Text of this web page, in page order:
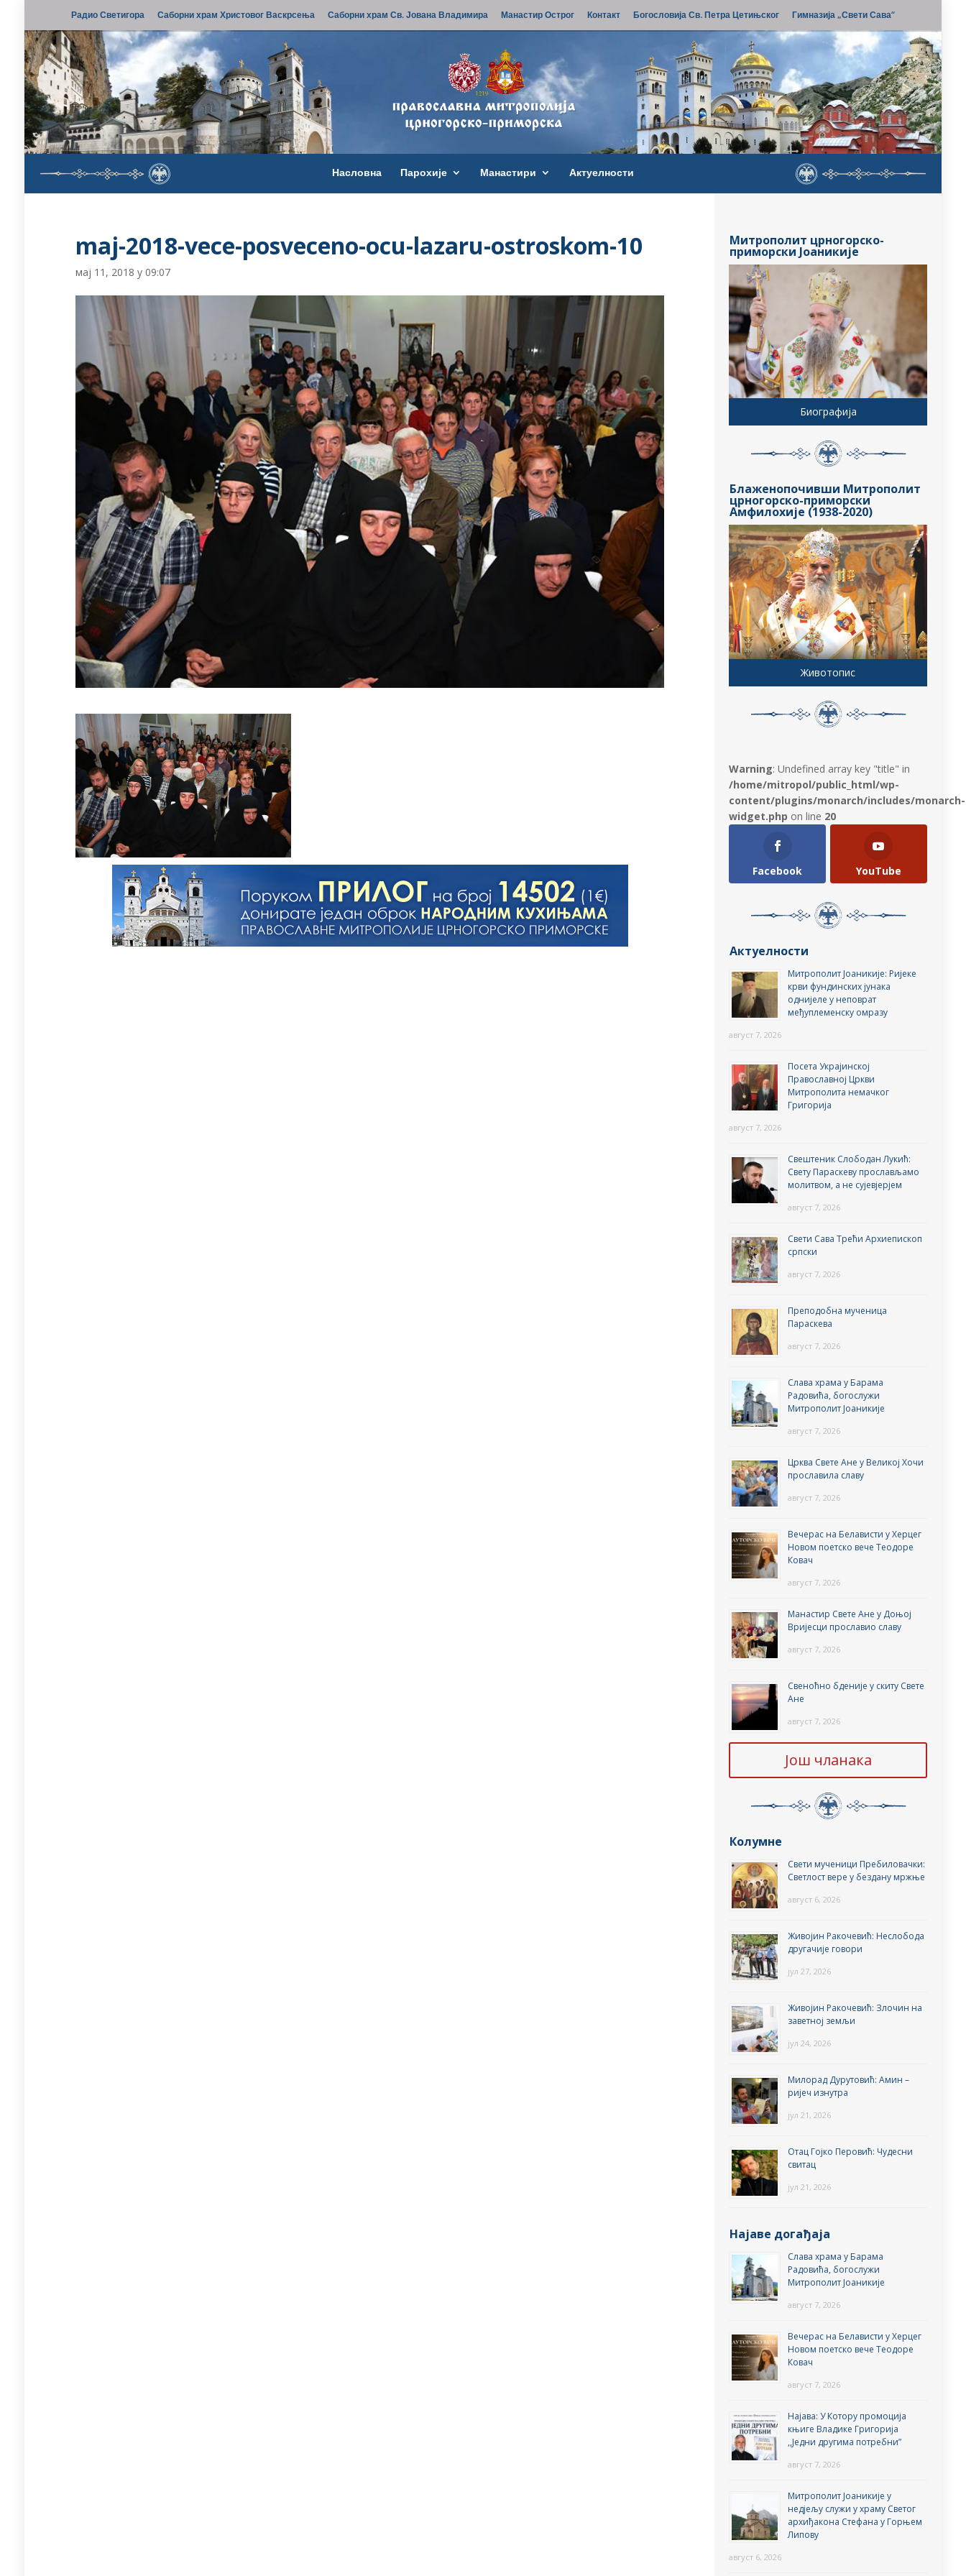
Радио Светигора Саборни храм Христовог Васкрсења Саборни храм Св. Јована Владимира Манастир Острог Контакт Богословија Св. Петра Цетињског Гимназија „Свети Сава“
Насловна Парохије Манастири Актуелности
maj-2018-vece-posveceno-ocu-lazaru-ostroskom-10
мај 11, 2018 у 09:07
Митрополит црногорско-
приморски Јоаникије
Биографија
Блаженопочивши Митрополит
црногорско-приморски
Амфилохије (1938-2020)
Животопис
Warning: Undefined array key "title" in
/home/mitropol/public_html/wp-
content/plugins/monarch/includes/monarch-
widget.php on line 20
Facebook YouTube
Актуелности
Митрополит Јоаникије: Ријеке
крви фундинских јунака
однијеле у неповрат
међуплеменску омразу
август 7, 2026
Посета Украјинској
Православној Цркви
Митрополита немачког
Григорија
август 7, 2026
Свештеник Слободан Лукић:
Свету Параскеву прослављамо
молитвом, а не сујевјерјем
август 7, 2026
Свети Сава Трећи Архиепископ
српски
август 7, 2026
Преподобна мученица
Параскева
август 7, 2026
Слава храма у Барама
Радовића, богослужи
Митрополит Јоаникије
август 7, 2026
Црква Свете Ане у Великој Хочи
прославила славу
август 7, 2026
Вечерас на Белависти у Херцег
Новом поетско вече Теодоре
Ковач
август 7, 2026
Манастир Свете Ане у Доњој
Вријесци прославио славу
август 7, 2026
Свеноћно бденије у скиту Свете
Ане
август 7, 2026
Још чланака
Колумне
Свети мученици Пребиловачки:
Светлост вере у бездану мржње
август 6, 2026
Живојин Ракочевић: Неслобода
другачије говори
јул 27, 2026
Живојин Ракочевић: Злочин на
заветној земљи
јул 24, 2026
Милорад Дурутовић: Амин –
ријеч изнутра
јул 21, 2026
Отац Гојко Перовић: Чудесни
свитац
јул 21, 2026
Најаве догађаја
Слава храма у Барама
Радовића, богослужи
Митрополит Јоаникије
август 7, 2026
Вечерас на Белависти у Херцег
Новом поетско вече Теодоре
Ковач
август 7, 2026
Најава: У Котору промоција
књиге Владике Григорија
,,Једни другима потребни”
август 7, 2026
Митрополит Јоаникије у
недјељу служи у храму Светог
архиђакона Стефана у Горњем
Липову
август 6, 2026